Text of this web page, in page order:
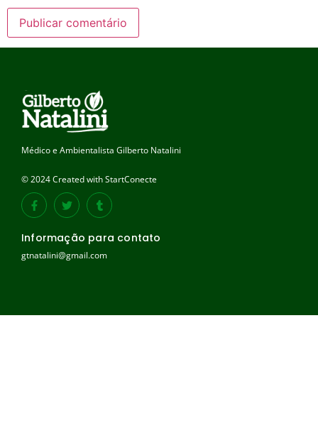
Médico e Ambientalista Gilberto Natalini
© 2024 Created with StartConecte
Informação para contato
gtnatalini@gmail.com